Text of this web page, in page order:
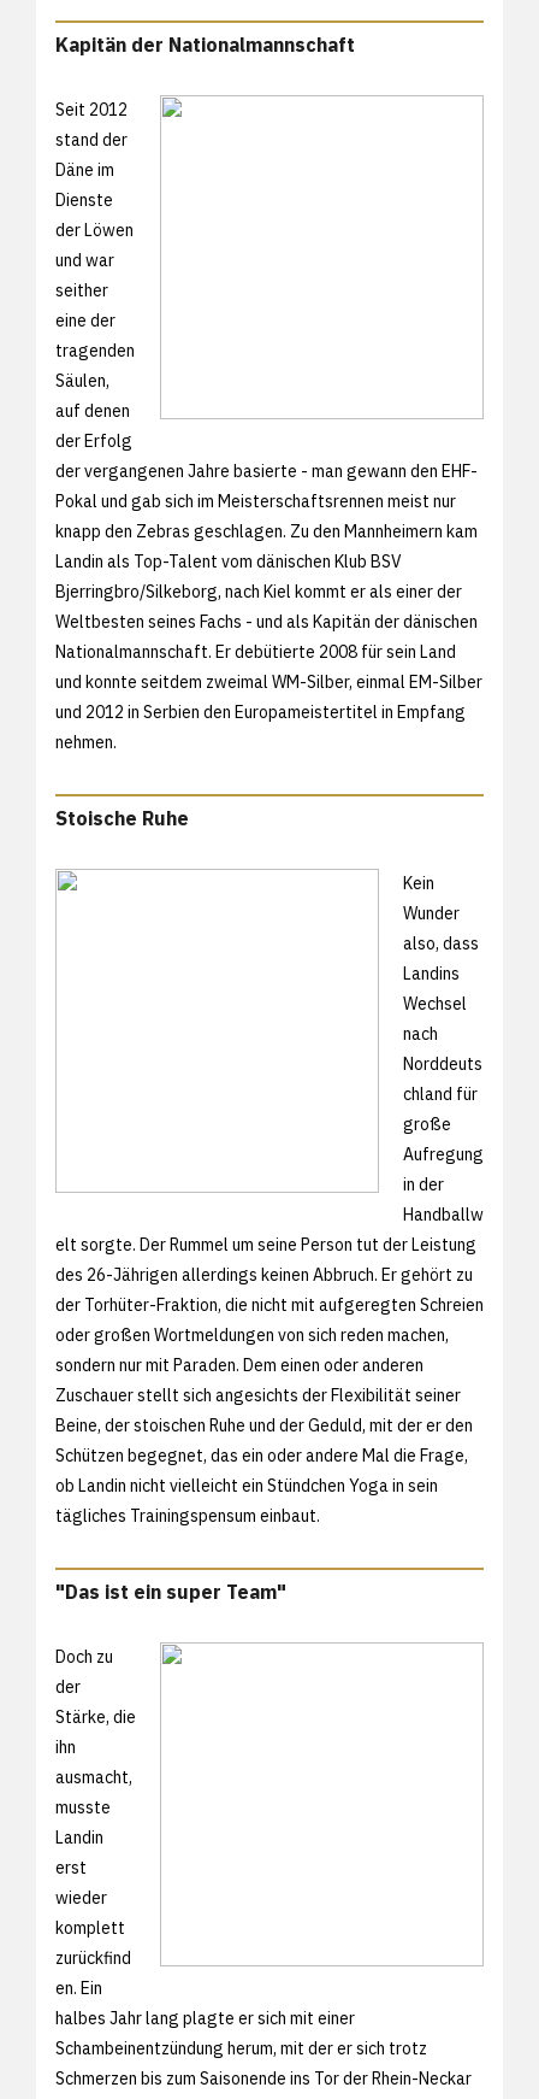
Kapitän der Nationalmannschaft
Seit 2012
stand der
Däne im
Dienste
der Löwen
und war
seither
eine der
tragenden
Säulen,
auf denen
der Erfolg
der vergangenen Jahre basierte - man gewann den EHF-
Pokal und gab sich im Meisterschaftsrennen meist nur
knapp den Zebras geschlagen. Zu den Mannheimern kam
Landin als Top-Talent vom dänischen Klub BSV
Bjerringbro/Silkeborg, nach Kiel kommt er als einer der
Weltbesten seines Fachs - und als Kapitän der dänischen
Nationalmannschaft. Er debütierte 2008 für sein Land
und konnte seitdem zweimal WM-Silber, einmal EM-Silber
und 2012 in Serbien den Europameistertitel in Empfang
nehmen.
Stoische Ruhe
Kein
Wunder
also, dass
Landins
Wechsel
nach
Norddeuts
chland für
große
Aufregung
in der
Handballw
elt sorgte. Der Rummel um seine Person tut der Leistung
des 26-Jährigen allerdings keinen Abbruch. Er gehört zu
der Torhüter-Fraktion, die nicht mit aufgeregten Schreien
oder großen Wortmeldungen von sich reden machen,
sondern nur mit Paraden. Dem einen oder anderen
Zuschauer stellt sich angesichts der Flexibilität seiner
Beine, der stoischen Ruhe und der Geduld, mit der er den
Schützen begegnet, das ein oder andere Mal die Frage,
ob Landin nicht vielleicht ein Stündchen Yoga in sein
tägliches Trainingspensum einbaut.
"Das ist ein super Team"
Doch zu
der
Stärke, die
ihn
ausmacht,
musste
Landin
erst
wieder
komplett
zurückfind
en. Ein
halbes Jahr lang plagte er sich mit einer
Schambeinentzündung herum, mit der er sich trotz
Schmerzen bis zum Saisonende ins Tor der Rhein-Neckar